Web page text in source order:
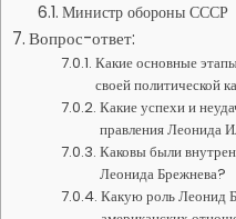
Министр обороны СССР
Вопрос-ответ:
Какие основные
своей политической
Какие успехи и
правления Леонида
Каковы были
Леонида Брежнева?
Какую роль Леонид